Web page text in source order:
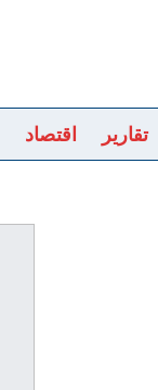
تقارير اقتصاد